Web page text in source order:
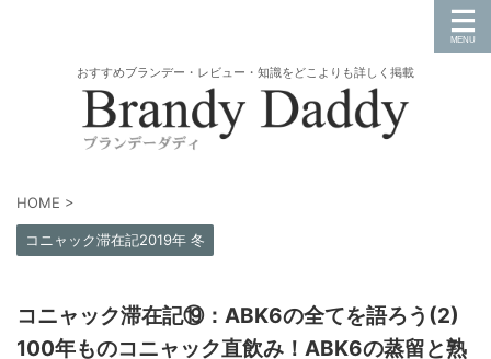
おすすめブランデー・レビュー・知識をどこよりも詳しく掲載
HOME >
コニャック滞在記2019年 冬
コニャック滞在記⑲：ABK6の全てを語ろう(2)
100年ものコニャック直飲み！ABK6の蒸留と熟